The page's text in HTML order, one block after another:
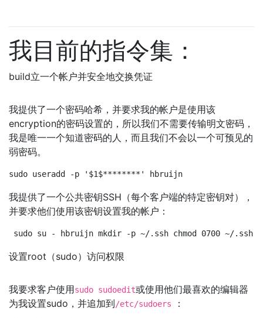
我目前的指令集：
build立一个帐户并安全地交换凭证
我提供了一个密码哈希，并要求我的帐户是使用该
encryption的密码设置的，所以我们不需要传输明文密码，
我是唯一一个知道密码的人，而且我们不会以一个可预见的
弱密码。
sudo useradd -p '$1$********' hbruijn
我提供了一个公共密钥SSH（每个客户端的特定密钥对），
并要求他们使用该密钥设置我的帐户：
sudo su - hbruijn mkdir -p ~/.ssh chmod 0700 ~/.ssh
设置root（sudo）访问权限
我要求客户使用sudo sudoedit或使用他们最喜欢的编辑器
为我设置sudo，并追加到/etc/sudoers ：